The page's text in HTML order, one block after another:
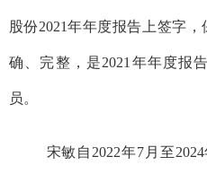
股份2021年年度报告上签字 ，
确、完整， 是2021年年度报
员。
宋敏自2022年7月至